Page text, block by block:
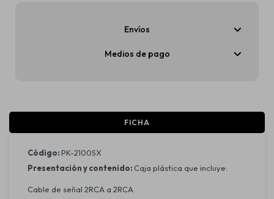
Envíos
Medios de pago
FICHA
Código:PK-2100SX
Presentación y contenido: Caja plástica que incluye:
Cable de señal 2RCA a 2RCA